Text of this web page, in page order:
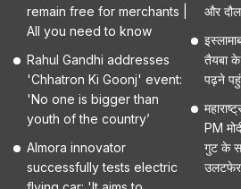
remain free for merchants |
All you need to know
Rahul Gandhi addresses
'Chhatron Ki Goonj' event:
'No one is bigger than
youth of the country’
Almora innovator
successfully tests electric
और
तैयबा के
पढ़ने
PM
गुट के